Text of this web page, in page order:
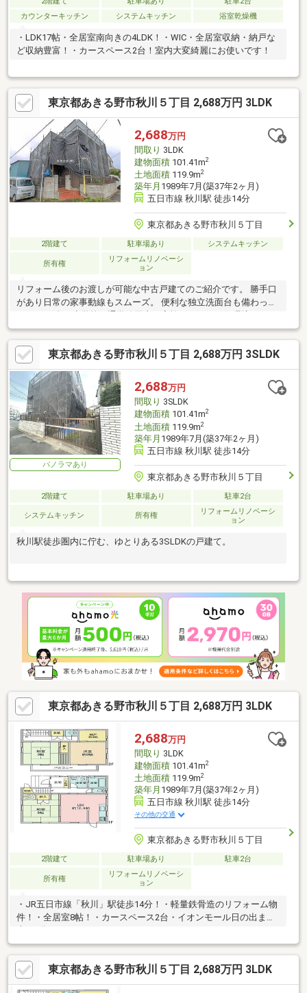
カウンターキッチン
システムキッチン 浴室乾燥機
・LDK17帖・全居室南向きの4LDK！・WIC・全居室収納・納戸な
ど収納豊富！・カースペース2台！室内大変綺麗にお使いです！
東京都あきる野市秋川５丁目 2,688万円 3LDK
2,688万円
間取り 3LDK
建物面積101.41m2
土地面積119.9m2
築年月 1989年7月(築37年2ヶ月)
五日市線 秋川駅 徒歩14分
東京都あきる野市秋川５丁目
2階建て 駐車場あり システムキッチン
所有権
リフォームリノベーシ
ョン
リフォーム後のお渡しが可能な中古戸建てのご紹介です。 勝手口
があり日常の家事動線もスムーズ。 便利な独立洗面台も備わって
東京都あきる野市秋川５丁目 2,688万円 3SLDK
パノラマあり
2,688万円
間取り 3SLDK
建物面積101.41m2
土地面積119.9m2
築年月 1989年7月(築37年2ヶ月)
五日市線 秋川駅 徒歩14分
東京都あきる野市秋川５丁目
2階建て 駐車場あり 駐車2台
システムキッチン 所有権
リフォームリノベーシ
ョン
秋川駅徒歩圏内に佇む、ゆとりある3SLDKの戸建て。
東京都あきる野市秋川５丁目 2,688万円 3LDK
2,688万円
間取り 3LDK
建物面積101.41m2
土地面積119.9m2
築年月 1989年7月(築37年2ヶ月)
五日市線 秋川駅 徒歩14分
その他の交通
東京都あきる野市秋川５丁目
2階建て 駐車場あり 駐車2台
所有権
リフォームリノベーシ
ョン
・JR五日市線「秋川」駅徒歩14分！・軽量鉄骨造のリフォーム物
件！・全居室8帖！・カースペース2台・イオンモール日の出まで
東京都あきる野市秋川５丁目 2,688万円 3LDK